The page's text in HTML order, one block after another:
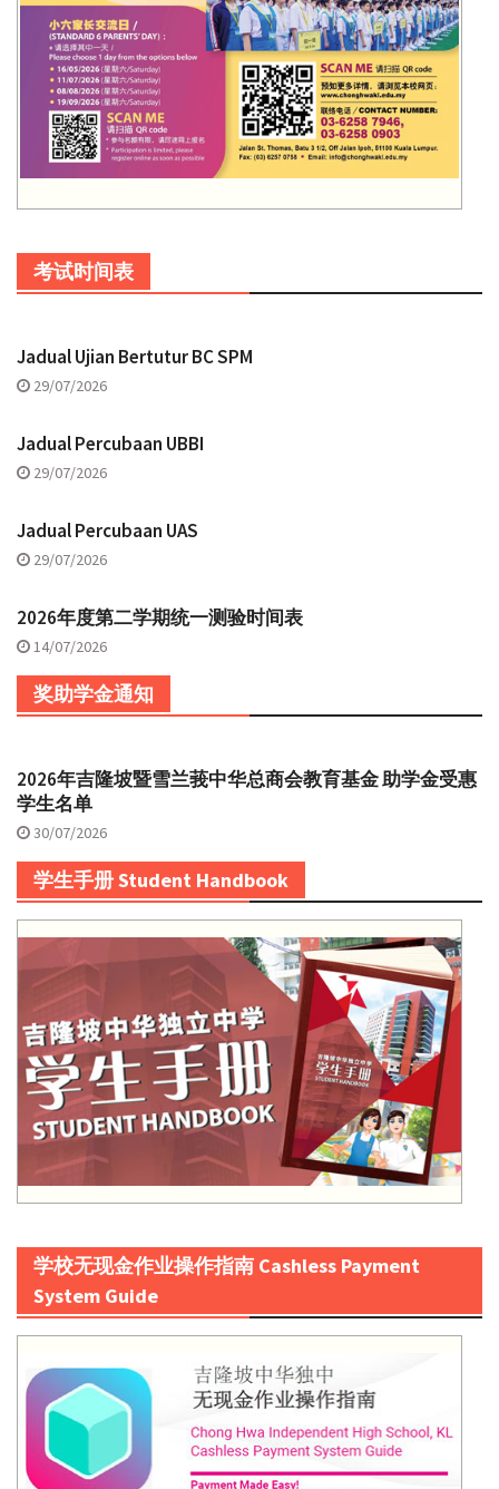
考试时间表
Jadual Ujian Bertutur BC SPM
29/07/2026
Jadual Percubaan UBBI
29/07/2026
Jadual Percubaan UAS
29/07/2026
2026年度第二学期统一测验时间表
14/07/2026
奖助学金通知
2026年吉隆坡暨雪兰莪中华总商会教育基金 助学金受惠
学生名单
30/07/2026
学生手册 Student Handbook
学校无现金作业操作指南 Cashless Payment
System Guide